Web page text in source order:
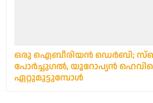
ഒരു ഐബീരിയന്‍ ഡെര്‍ബി;
പോര്‍ച്ചുഗല്‍, യൂറോപ്യന്‍
ഏറ്റുമുട്ടുമ്പോള്‍